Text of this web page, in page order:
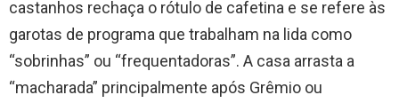
castanhos rechaça o rótulo de cafetina e se refere às
garotas de programa que trabalham na lida como
“sobrinhas” ou “frequentadoras”. A casa arrasta a
“macharada” principalmente após Grêmio ou